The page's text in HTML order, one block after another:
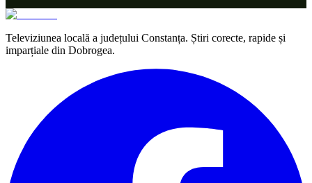
Televiziunea locală a județului Constanța. Știri corecte, rapide și
imparțiale din Dobrogea.